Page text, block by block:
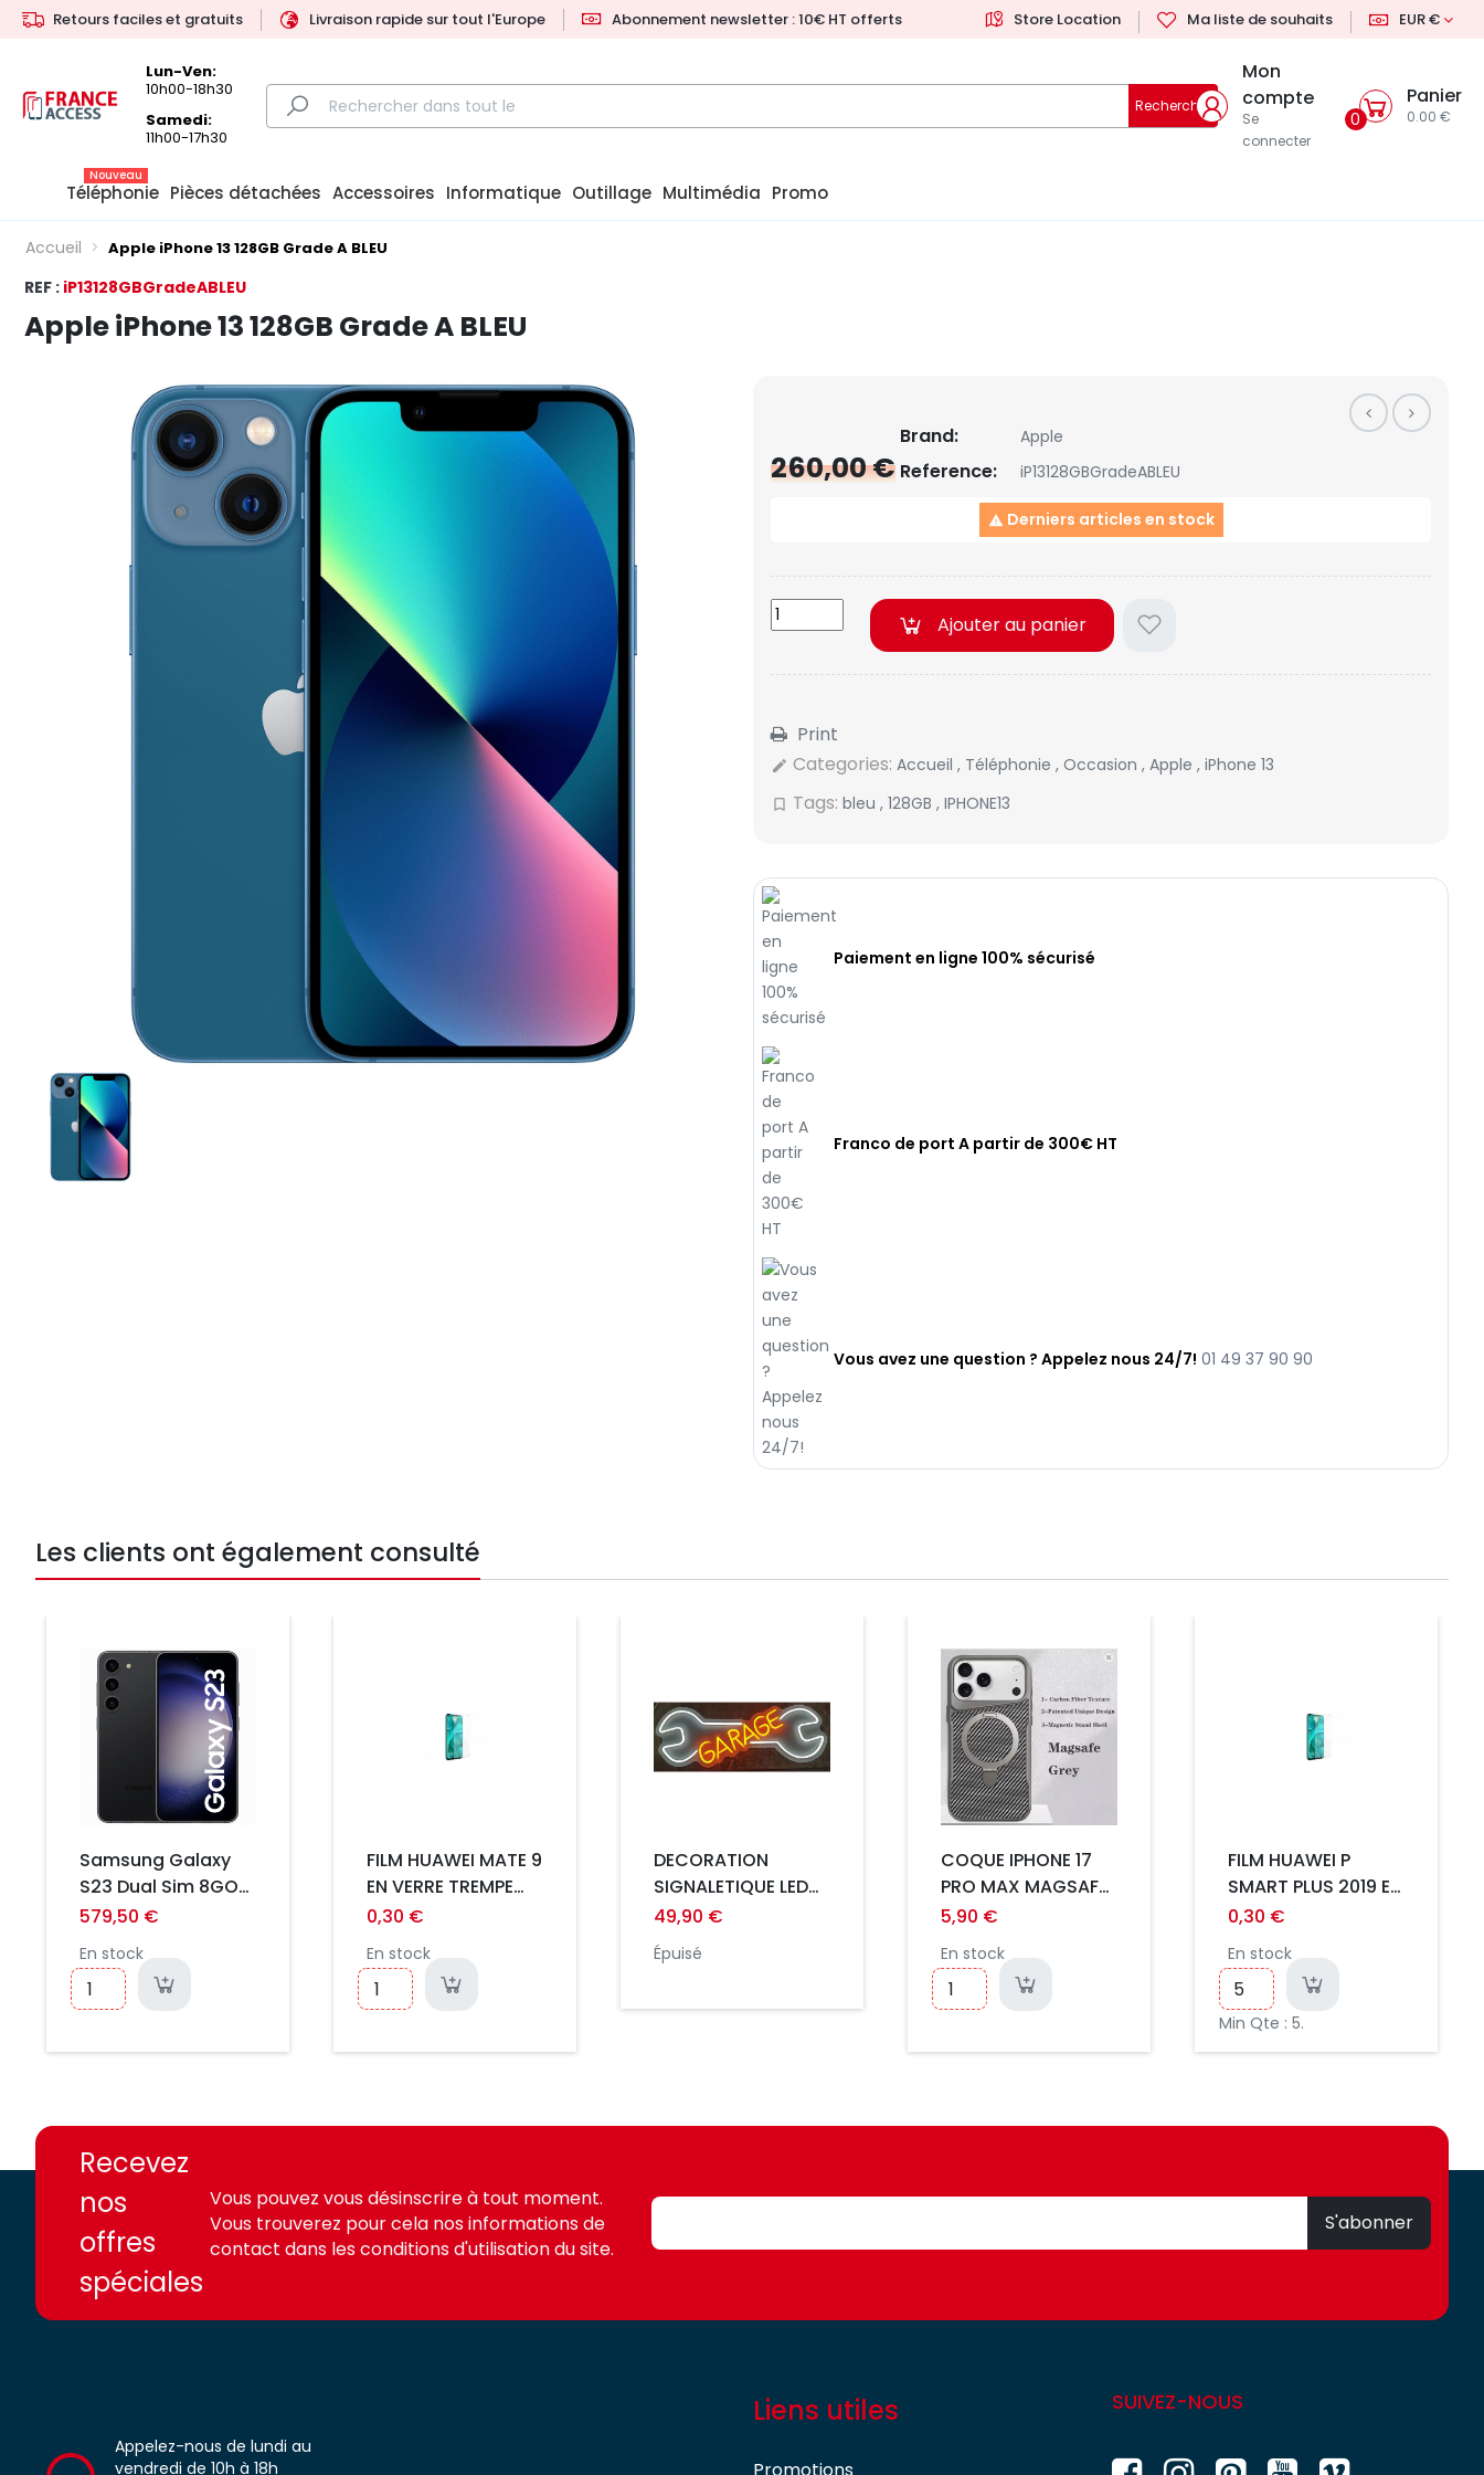
Retours faciles et gratuits Livraison rapide sur tout l'Europe Abonnement newsletter : 10€ HT offerts Store Location Ma liste de souhaits EUR €
Lun-Ven:
10h00-18h30
Samedi:
11h00-17h30
Rechercher
Mon
compte
Se
connecter
0
Panier
0.00 €
Téléphonie
Nouveau
Pièces détachées Accessoires Informatique Outillage Multimédia Promo
Accueil Apple iPhone 13 128GB Grade A BLEU
REF : iP13128GBGradeABLEU
Apple iPhone 13 128GB Grade A BLEU
260,00 €
Brand: Apple
Reference: iP13128GBGradeABLEU
 Derniers articles en stock
Ajouter au panier
Print
edit Categories: Accueil , Téléphonie , Occasion , Apple , iPhone 13
bookmark_border Tags: bleu , 128GB , IPHONE13
Paiement en ligne 100% sécurisé
Franco de port A partir de 300€ HT
Vous avez une question ? Appelez nous 24/7! 01 49 37 90 90
Les clients ont également consulté
Prix
Samsung Galaxy
S23 Dual Sim 8GO
RAM 256GO
NEUF
579,50 €
En stock
FILM HUAWEI MATE 9
EN VERRE TREMPE
2.5D ULTRA FIN
0,30 €
En stock
DECORATION
SIGNALETIQUE LED
NEON GARAGE
49,90 €
Épuisé
Prix
COQUE IPHONE 17
PRO MAX MAGSAFE
CARBONE GRIS
5,90 €
En stock
FILM HUAWEI P
SMART PLUS 2019 EN
VERRE TREMPE 2.5D
INCASSABLE
0,30 €
En stock
Min Qte : 5.
access.fr
access.fr
Recevez
nos
offres
spéciales
Vous pouvez vous désinscrire à tout moment.
Vous trouverez pour cela nos informations de
contact dans les conditions d'utilisation du site.
S'abonner
Appelez-nous de lundi au
vendredi de 10h à 18h
Liens utiles SUIVEZ-NOUS